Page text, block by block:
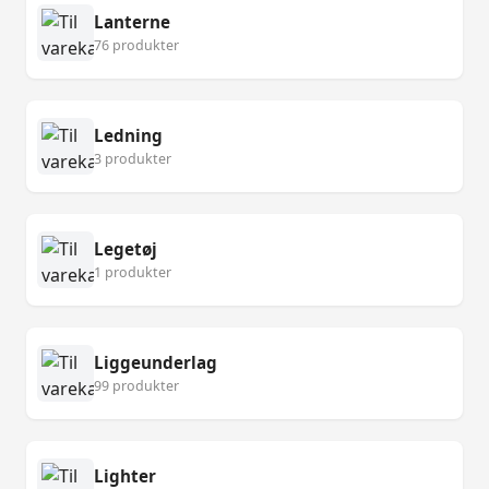
Lanterne
76 produkter
Ledning
3 produkter
Legetøj
1 produkter
Liggeunderlag
99 produkter
Lighter